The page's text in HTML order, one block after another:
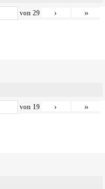
von 29 › »
von 19 › »